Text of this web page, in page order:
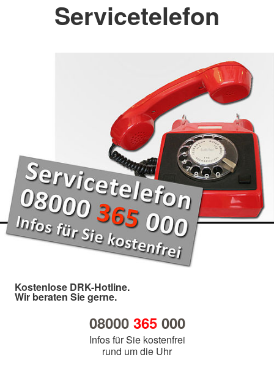
Servicetelefon
Kostenlose DRK-Hotline.
Wir beraten Sie gerne.
08000 365000
Infos für Sie kostenfrei
rund um die Uhr